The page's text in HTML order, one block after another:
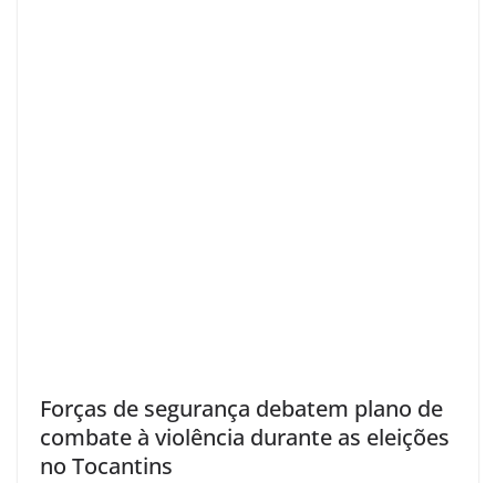
Forças de segurança debatem plano de
combate à violência durante as eleições
no Tocantins